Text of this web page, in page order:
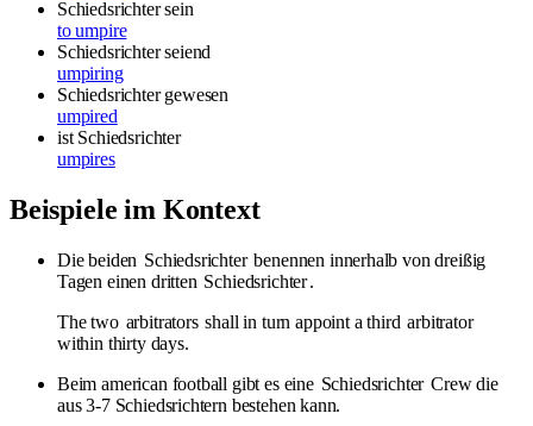
Schiedsrichter sein
to umpire
Schiedsrichter seiend
umpiring
Schiedsrichter gewesen
umpired
ist Schiedsrichter
umpires
Beispiele im Kontext
Die beiden Schiedsrichter benennen innerhalb von dreißig
Tagen einen dritten Schiedsrichter.
The two arbitrators shall in turn appoint a third arbitrator
within thirty days.
Beim american football gibt es eine Schiedsrichter Crew die
aus 3-7 Schiedsrichtern bestehen kann.